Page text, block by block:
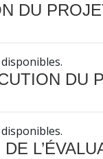
DU
DU
DE